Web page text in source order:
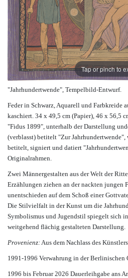
Tap or pinch to
"Jahrhundertwende", Tempelbild-Entwurf.
Feder in Schwarz, Aquarell und Farbkreide
kaschiert. 34 x 49,5 cm (Papier), 46 x 56,5
"Fidus 1899", unterhalb der Darstellung
(verblasst) betitelt "Zur Jahrhundertwende",
betitelt, signiert und datiert
Originalrahmen.
Zwei Männergestalten aus der Welt der
Erzählungen ziehen an der nackten jungen
unentschieden auf dem Schoß einer
Die Stilvielfalt in der Kunst um die
Symbolismus und Jugendstil spiegelt sich
weitgehend flächig gestalteten Darstellung.
Provenienz: Aus dem Nachlass des
1991-1996 Verwahrung in der Berlinischen
1996 bis Februar 2026 Dauerleihgabe ans